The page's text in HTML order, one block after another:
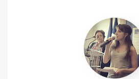
Héloïse
Duché